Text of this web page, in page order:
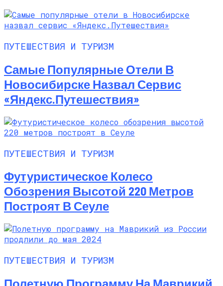
ПУТЕШЕСТВИЯ И ТУРИЗМ
Самые Популярные Отели В
Новосибирске Назвал Сервис
«Яндекс.Путешествия»
ПУТЕШЕСТВИЯ И ТУРИЗМ
Футуристическое Колесо
Обозрения Высотой 220 Метров
Построят В Сеуле
ПУТЕШЕСТВИЯ И ТУРИЗМ